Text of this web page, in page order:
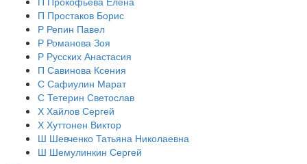
П Простаков Борис
Р Репин Павел
Р Романова Зоя
Р Русских Анастасия
П Савинова Ксения
С Сафиулин Марат
С Тетерин Светослав
Х Хайлов Сергей
Х Хуттонен Виктор
Ш Шевченко Татьяна Николаевна
Ш Шемулинкин Сергей